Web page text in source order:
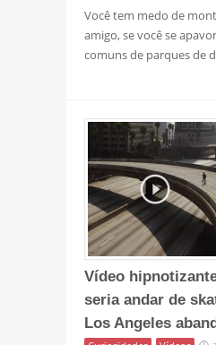
Você tem medo de
amigo, se você se
comuns de parques de
Vídeo
seria andar de
Los Angeles